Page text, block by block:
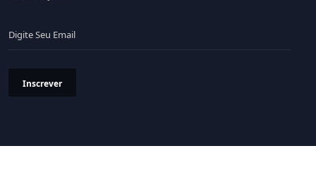
Inscrever